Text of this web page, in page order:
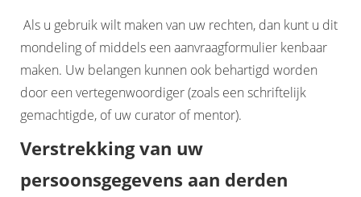
Als u gebruik wilt maken van uw rechten, dan kunt u dit
mondeling of middels een aanvraagformulier kenbaar
maken. Uw belangen kunnen ook behartigd worden
door een vertegenwoordiger (zoals een schriftelijk
gemachtigde, of uw curator of mentor).
Verstrekking van uw
persoonsgegevens aan derden